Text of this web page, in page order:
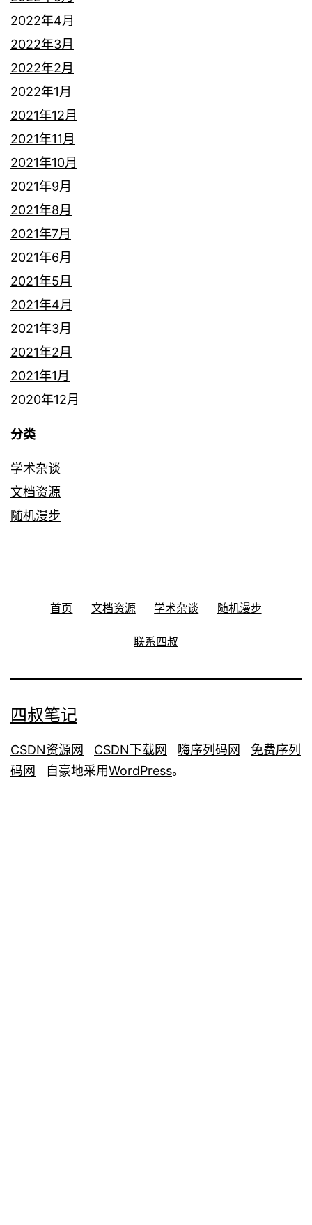
2022年4月
2022年3月
2022年2月
2022年1月
2021年12月
2021年11月
2021年10月
2021年9月
2021年8月
2021年7月
2021年6月
2021年5月
2021年4月
2021年3月
2021年2月
2021年1月
2020年12月
分类
学术杂谈
文档资源
随机漫步
首页 文档资源 学术杂谈 随机漫步
联系四叔
四叔笔记
CSDN资源网 CSDN下载网 嗨序列码网
免费序列
码网 自豪地采用WordPress。